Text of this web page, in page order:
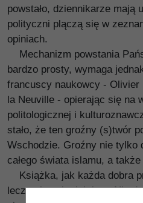
powstało, dziennikarze mają
polityczni plączą się w
opiniach.
Mechanizm powstania
bardzo prosty, wymaga
francuscy naukowcy - Olivier
la Neuville - opierając się na
politologicznej i
stało, że ten groźny (s)twór
Wschodzie. Groźny nie tylko
całego świata islamu, a także
Książka, jak każda dobra
lecz pokazuje, jak jest. Nie